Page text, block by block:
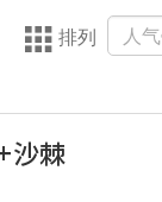
排列
沙棘